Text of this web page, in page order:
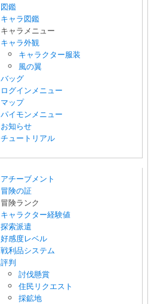
図鑑
キャラ図鑑
キャラメニュー
キャラ外観
キャラクター服装
風の翼
バッグ
ログインメニュー
マップ
パイモンメニュー
お知らせ
チュートリアル
アチーブメント
冒険の証
冒険ランク
キャラクター経験値
探索派遣
好感度レベル
戦利品システム
評判
討伐懸賞
住民リクエスト
採鉱地